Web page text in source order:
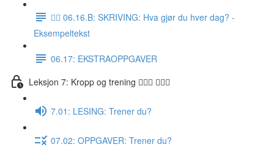
✍🏼 06.16.B: SKRIVING: Hva gjør du hver dag? -
Eksempeltekst
06.17: EKSTRAOPPGAVER
Leksjon 7: Kropp og trening 🚶🏼‍♀️ 🏋🏽‍♀️
7.01: LESING: Trener du?
07.02: OPPGAVER: Trener du?